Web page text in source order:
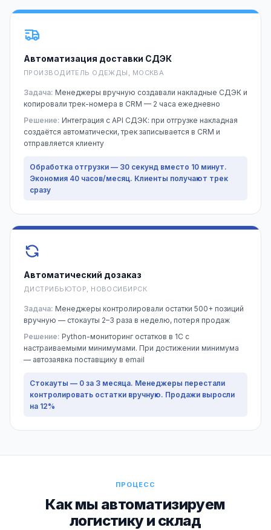
Автоматизация доставки СДЭК
ПРОИЗВОДИТЕЛЬ ОДЕЖДЫ, МОСКВА
Задача: Менеджеры вручную создавали накладные СДЭК и
копировали трек-номера в CRM — 2 часа ежедневно
Решение: Интеграция с API СДЭК: при отгрузке накладная
создаётся автоматически, трек записывается в CRM и
отправляется клиенту
Обработка отгрузки — 30 секунд вместо 10 минут.
Экономия 40 часов/месяц. Клиенты получают трек
сразу
Автоматический дозаказ
ДИСТРИБЬЮТОР, НОВОСИБИРСК
Задача: Менеджеры контролировали остатки 500+ позиций
вручную — стокауты 2–3 раза в неделю, потеря продаж
Решение: Python-мониторинг остатков в 1С с
настраиваемыми минимумами. При достижении минимума
— автозаявка поставщику в email
Стокауты — 0 за 3 месяца. Менеджеры перестали
контролировать остатки вручную. Продажи выросли
на 12%
ПРОЦЕСС
Как мы автоматизируем
логистику и склад